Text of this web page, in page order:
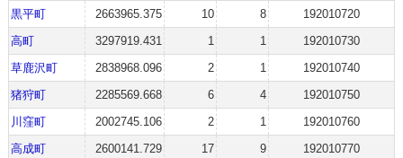
黒平町
2663965.375 10 8
192010720
高町
3297919.431 1 1
192010730
草鹿沢町
2838968.096 2 1
192010740
猪狩町
2285569.668 6 4
192010750
川窪町
2002745.106 2 1
192010760
高成町
2600141.729 17 9
192010770